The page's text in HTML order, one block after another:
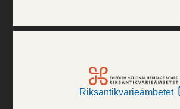
Riksantikvarieämbetet